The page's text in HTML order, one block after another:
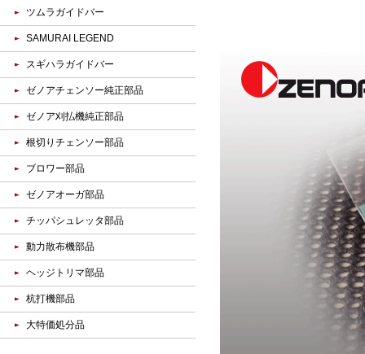
ツムラガイドバー
SAMURAI LEGEND
スギハラガイドバー
ゼノアチェンソー純正部品
ゼノア刈払機純正部品
根切りチェンソー部品
ブロワー部品
ゼノアオーガ部品
チッパシュレッタ部品
動力散布機部品
ヘッジトリマ部品
杭打機部品
大特価処分品